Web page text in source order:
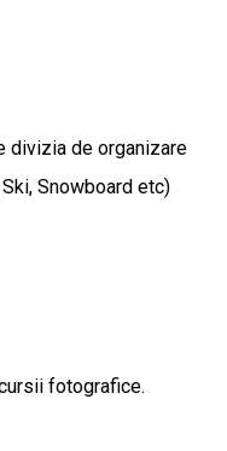
divizia de organizare
Snowboard etc)
fotografice.